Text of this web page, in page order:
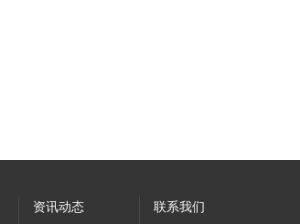
资讯动态 联系我们